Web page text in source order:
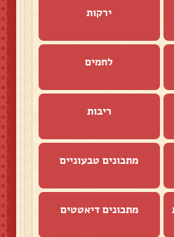
ירקות
לחמים
ריבות
מתכונים טבעוניים
מתכונים דיאטטים